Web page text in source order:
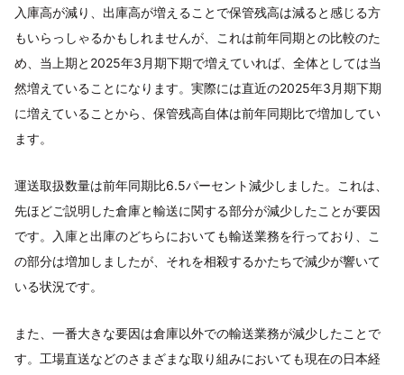
入庫高が減り、出庫高が増えることで保管残高は減ると感じる方
もいらっしゃるかもしれませんが、これは前年同期との比較のた
め、当上期と2025年3月期下期で増えていれば、全体としては当
然増えていることになります。実際には直近の2025年3月期下期
に増えていることから、保管残高自体は前年同期比で増加してい
ます。
運送取扱数量は前年同期比6.5パーセント減少しました。これは、
先ほどご説明した倉庫と輸送に関する部分が減少したことが要因
です。入庫と出庫のどちらにおいても輸送業務を行っており、こ
の部分は増加しましたが、それを相殺するかたちで減少が響いて
いる状況です。
また、一番大きな要因は倉庫以外での輸送業務が減少したことで
す。工場直送などのさまざまな取り組みにおいても現在の日本経